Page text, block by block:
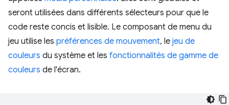
seront utilisées dans différents sélecteurs pour que le
code reste concis et lisible. Le composant de menu du
jeu utilise les préférences de mouvement, le jeu de
couleurs du système et les fonctionnalités de gamme de
couleurs de l'écran.